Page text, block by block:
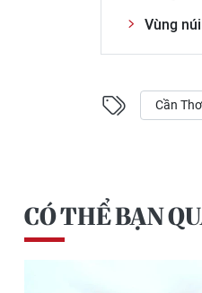
Vùng
Cần Thơ
CÓ THỂ BẠN